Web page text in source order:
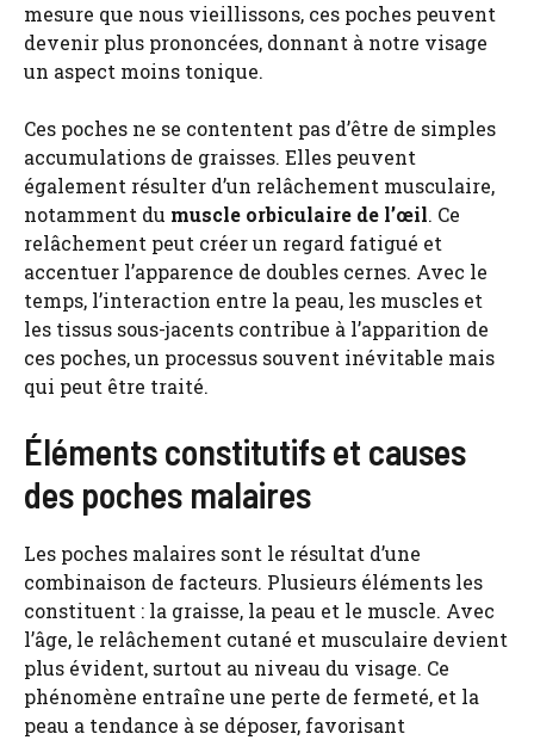
mesure que nous vieillissons, ces poches peuvent
devenir plus prononcées, donnant à notre visage
un aspect moins tonique.
Ces poches ne se contentent pas d’être de simples
accumulations de graisses. Elles peuvent
également résulter d’un relâchement musculaire,
notamment du muscle orbiculaire de l’œil. Ce
relâchement peut créer un regard fatigué et
accentuer l’apparence de doubles cernes. Avec le
temps, l’interaction entre la peau, les muscles et
les tissus sous-jacents contribue à l’apparition de
ces poches, un processus souvent inévitable mais
qui peut être traité.
Éléments constitutifs et causes
des poches malaires
Les poches malaires sont le résultat d’une
combinaison de facteurs. Plusieurs éléments les
constituent : la graisse, la peau et le muscle. Avec
l’âge, le relâchement cutané et musculaire devient
plus évident, surtout au niveau du visage. Ce
phénomène entraîne une perte de fermeté, et la
peau a tendance à se déposer, favorisant